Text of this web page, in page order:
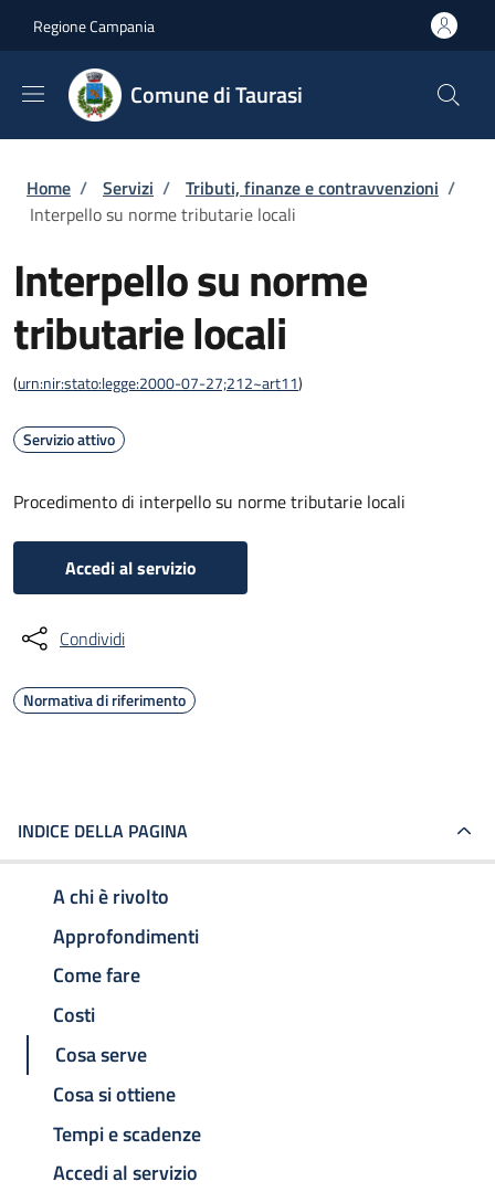
Regione Campania
Comune di Taurasi
Briciole di pane
Home / Servizi / Tributi, finanze e contravvenzioni /
Interpello su norme tributarie locali
Interpello su norme
tributarie locali
(urn:nir:stato:legge:2000-07-27;212~art11)
Servizio attivo
Procedimento di interpello su norme tributarie locali
Accedi al servizio
Condividi
Normativa di riferimento
INDICE DELLA PAGINA
A chi è rivolto
Approfondimenti
Come fare
Costi
Cosa serve
Cosa si ottiene
Tempi e scadenze
Accedi al servizio